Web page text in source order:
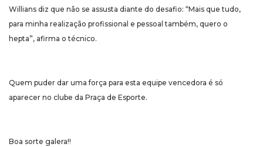
Willians diz que não se assusta diante do desafio: “Mais que tudo,
para minha realização profissional e pessoal também, quero o
hepta”, afirma o técnico.
Quem puder dar uma força para esta equipe vencedora é só
aparecer no clube da Praça de Esporte.
Boa sorte galera!!